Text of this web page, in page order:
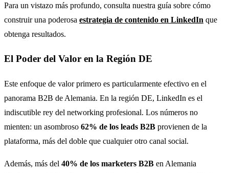
Para un vistazo más profundo, consulta nuestra guía sobre cómo
construir una poderosa estrategia de contenido en LinkedIn que
obtenga resultados.
El Poder del Valor en la Región DE
Este enfoque de valor primero es particularmente efectivo en el
panorama B2B de Alemania. En la región DE, LinkedIn es el
indiscutible rey del networking profesional. Los números no
mienten: un asombroso 62% de los leads B2B provienen de la
plataforma, más del doble que cualquier otro canal social.
Además, más del 40% de los marketers B2B en Alemania